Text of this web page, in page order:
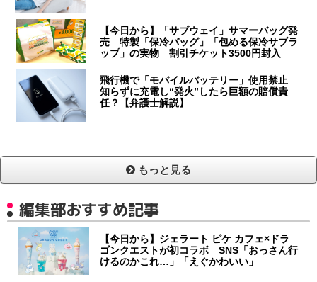
【今日から】「サブウェイ」サマーバッグ発
売 特製「保冷バッグ」「包める保冷サブラ
ップ」の実物 割引チケット3500円封入
飛行機で「モバイルバッテリー」使用禁止
知らずに充電し“発火”したら巨額の賠償責
任？【弁護士解説】
もっと見る
編集部おすすめ記事
【今日から】ジェラート ピケ カフェ×ドラ
ゴンクエストが初コラボ SNS「おっさん行
けるのかこれ…」「えぐかわいい」